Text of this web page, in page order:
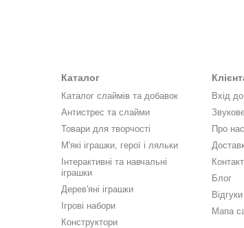
Каталог
Каталог слаймів та добавок
Антистрес та слайми
Товари для творчості
М'які іграшки, герої і ляльки
Інтерактивні та навчальні
іграшки
Дерев'яні іграшки
Ігрові набори
Конструктори
Вхід
Про нас
Блог
Мапа